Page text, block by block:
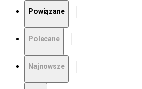
Powiązane
Polecane
Najnowsze